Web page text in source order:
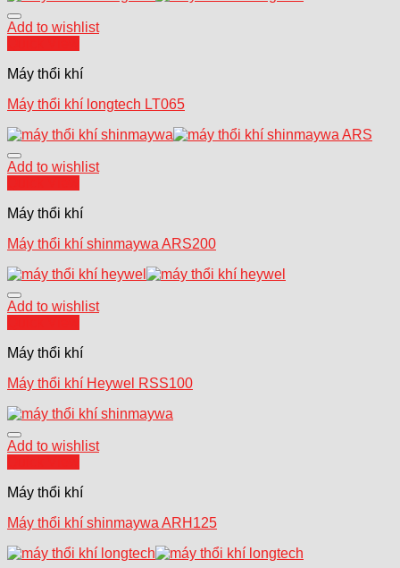
Add to wishlist
Máy thổi khí
Máy thổi khí longtech LT065
Add to wishlist
Máy thổi khí
Máy thổi khí shinmaywa ARS200
Add to wishlist
Máy thổi khí
Máy thổi khí Heywel RSS100
Add to wishlist
Máy thổi khí
Máy thổi khí shinmaywa ARH125